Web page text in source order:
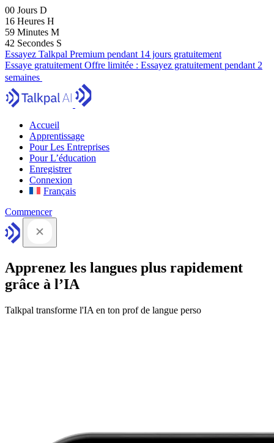
00 Jours D
16 Heures H
59 Minutes M
41 Secondes S
Essayez Talkpal Premium pendant 14 jours gratuitement
Essaye gratuitement Offre limitée : Essayez gratuitement pendant 2
semaines
Accueil
Apprentissage
Pour Les Entreprises
Pour L’éducation
Enregistrer
Connexion
Français
Commencer
Apprenez les langues plus rapidement
grâce à l’IA
Talkpal transforme l'IA en ton prof de langue perso